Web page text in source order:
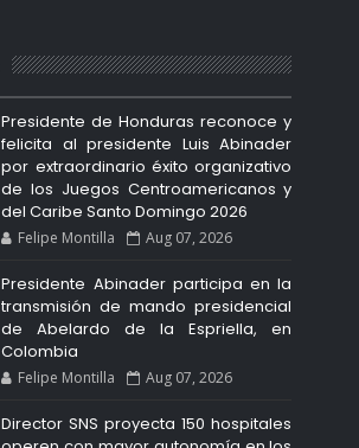
Presidente de Honduras reconoce y
felicita al presidente Luis Abinader
por extraordinario éxito organizativo
de los Juegos Centroamericanos y
del Caribe Santo Domingo 2026
Felipe Montilla Aug 07, 2026
Presidente Abinader participa en la
transmisión de mando presidencial
de Abelardo de la Espriella, en
Colombia
Felipe Montilla Aug 07, 2026
Director SNS proyecta 150 hospitales